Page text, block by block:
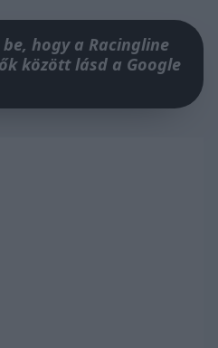
hogy a Racingline
között lásd a Google